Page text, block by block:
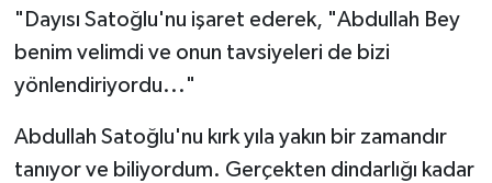
"Dayısı Satoğlu'nu işaret ederek, "Abdullah Bey
benim velimdi ve onun tavsiyeleri de bizi
yönlendiriyordu..."
Abdullah Satoğlu'nu kırk yıla yakın bir zamandır
tanıyor ve biliyordum. Gerçekten dindarlığı kadar